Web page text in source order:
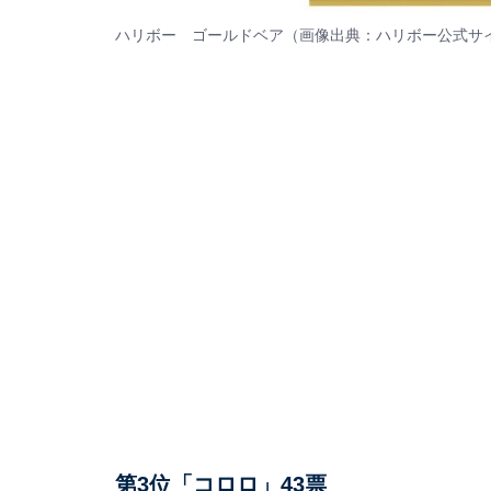
ハリボー ゴールドベア（画像出典： ハリボー公式サ
第3位「コロロ」43票